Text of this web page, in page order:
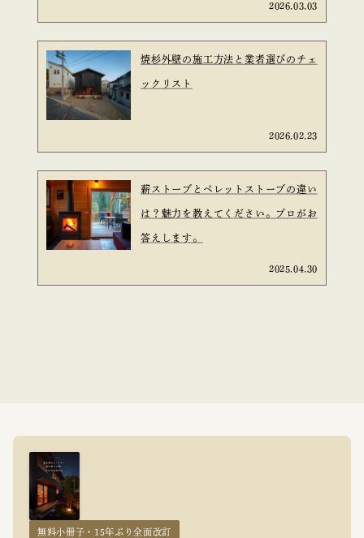
2026.03.03
焼杉外壁の施工方法と業者選びのチェ
ックリスト
2026.02.23
薪ストーブとペレットストーブの違い
は？魅力を教えてください。プロがお
答えします。
2025.04.30
無料小冊子・15年ぶり全面改訂